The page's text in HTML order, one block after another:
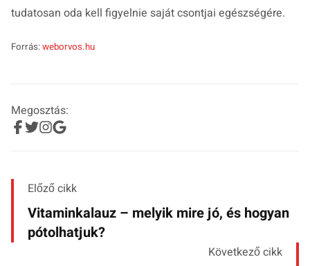
tudatosan oda kell figyelnie saját csontjai egészségére.
Forrás:weborvos.hu
Megosztás:
Előző cikk
Vitaminkalauz – melyik mire jó, és hogyan
pótolhatjuk?
Következő cikk